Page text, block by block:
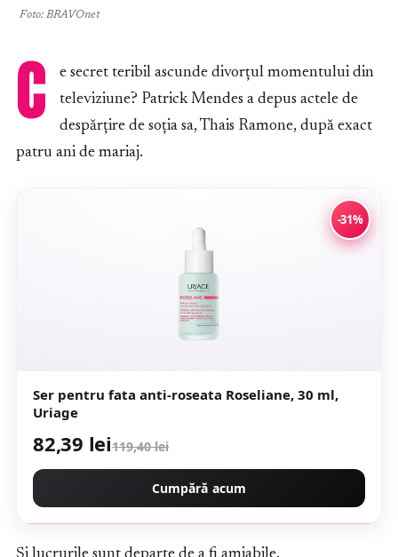
Foto: BRAVOnet
C
e secret teribil ascunde divorțul momentului din
televiziune? Patrick Mendes a depus actele de
despărțire de soția sa, Thais Ramone, după exact
patru ani de mariaj.
-31%
Ser pentru fata anti-roseata Roseliane, 30 ml,
Uriage
82,39 lei119,40 lei
Cumpără acum